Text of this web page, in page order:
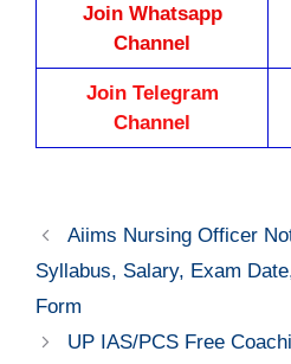
Join Whatsapp
Channel
Join Telegram
Channel
Aiims Nursing Officer
Syllabus, Salary, Exam
Form
UP IAS/PCS Free